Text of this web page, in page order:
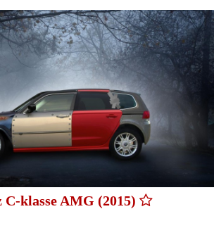
C-klasse AMG (2015)